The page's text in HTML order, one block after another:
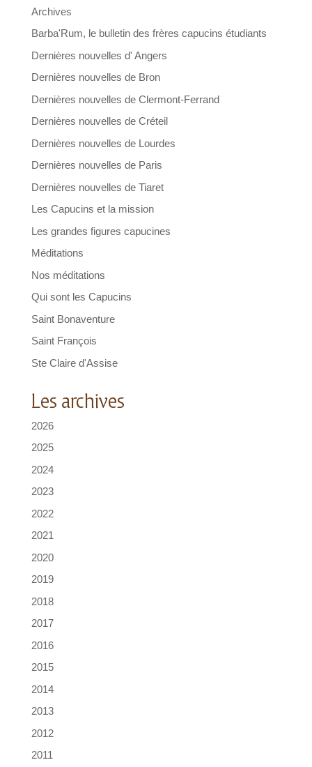
Archives
Barba'Rum, le bulletin des frères capucins étudiants
Dernières nouvelles d' Angers
Dernières nouvelles de Bron
Dernières nouvelles de Clermont-Ferrand
Dernières nouvelles de Créteil
Dernières nouvelles de Lourdes
Dernières nouvelles de Paris
Dernières nouvelles de Tiaret
Les Capucins et la mission
Les grandes figures capucines
Méditations
Nos méditations
Qui sont les Capucins
Saint Bonaventure
Saint François
Ste Claire d'Assise
Les archives
2026
2025
2024
2023
2022
2021
2020
2019
2018
2017
2016
2015
2014
2013
2012
2011